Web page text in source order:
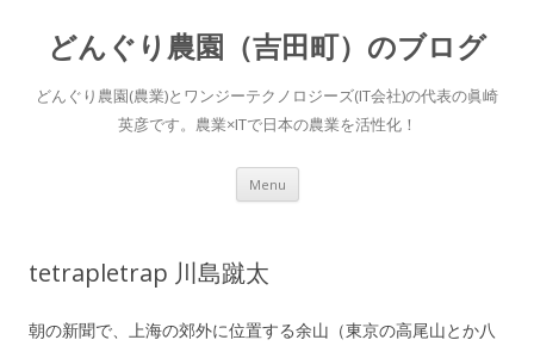
どんぐり農園（吉田町）のブログ
どんぐり農園(農業)とワンジーテクノロジーズ(IT会社)の代表の眞崎
英彦です。農業×ITで日本の農業を活性化！
Menu Skip to content
tetrapletrap 川島蹴太
朝の新聞で、上海の郊外に位置する余山（東京の高尾山とか八